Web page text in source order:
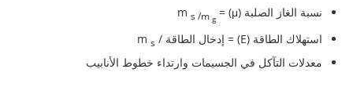
نسبة الغاز الصلبة (μ) = m
s /mg
استهلاك الطاقة (E) = إدخال الطاقة / m s
معدلات التآكل في الجسيمات وارتداء خطوط الأنابيب